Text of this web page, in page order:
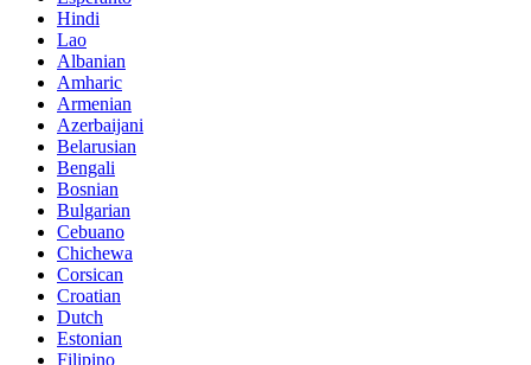
Hindi
Lao
Albanian
Amharic
Armenian
Azerbaijani
Belarusian
Bengali
Bosnian
Bulgarian
Cebuano
Chichewa
Corsican
Croatian
Dutch
Estonian
Filipino